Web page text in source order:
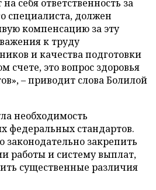
себя ответственность за
специалиста, должен
компенсацию за эту
к труду
и качества подготовки
счете, это вопрос здоровья
– приводит слова Болилой
необходимость
федеральных стандартов.
закрепить
работы и систему выплат,
существенные различия